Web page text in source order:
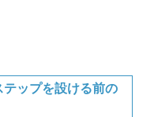
ップを設ける前の